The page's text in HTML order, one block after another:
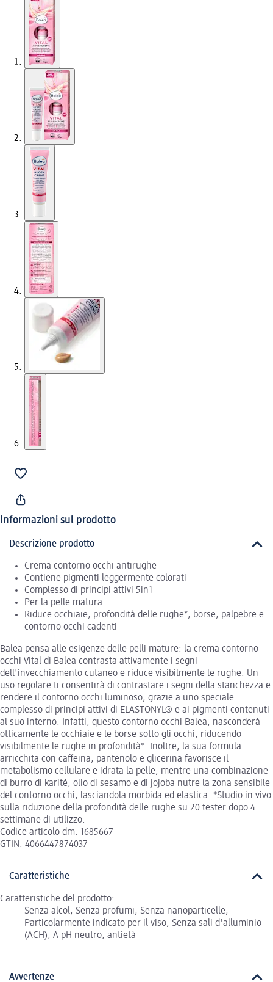
Informazioni sul prodotto
Descrizione prodotto
Crema contorno occhi antirughe
Contiene pigmenti leggermente colorati
Complesso di principi attivi 5in1
Per la pelle matura
Riduce occhiaie, profondità delle rughe*, borse, palpebre e
contorno occhi cadenti
Balea pensa alle esigenze delle pelli mature: la crema contorno
occhi Vital di Balea contrasta attivamente i segni
dell'invecchiamento cutaneo e riduce visibilmente le rughe. Un
uso regolare ti consentirà di contrastare i segni della stanchezza e
rendere il contorno occhi luminoso, grazie a uno speciale
complesso di principi attivi di ELASTONYL® e ai pigmenti contenuti
al suo interno. Infatti, questo contorno occhi Balea, nasconderà
otticamente le occhiaie e le borse sotto gli occhi, riducendo
visibilmente le rughe in profondità*. Inoltre, la sua formula
arricchita con caffeina, pantenolo e glicerina favorisce il
metabolismo cellulare e idrata la pelle, mentre una combinazione
di burro di karité, olio di sesamo e di jojoba nutre la zona sensibile
del contorno occhi, lasciandola morbida ed elastica. *Studio in vivo
sulla riduzione della profondità delle rughe su 20 tester dopo 4
settimane di utilizzo.
Codice articolo dm: 1685667
GTIN: 4066447874037
Caratteristiche
Caratteristiche del prodotto:
Senza alcol, Senza profumi, Senza nanoparticelle,
Particolarmente indicato per il viso, Senza sali d'alluminio
(ACH), A pH neutro, antietà
Avvertenze